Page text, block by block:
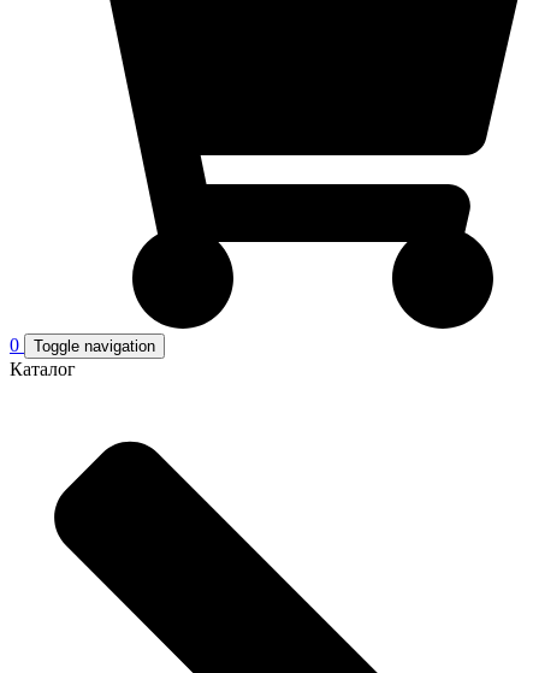
0 Toggle navigation
Каталог